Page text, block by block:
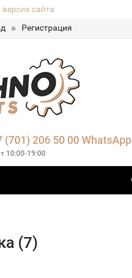
сайта
Регистрация
(701) 206 50 00 WhatsApp
10:00-19:00
(7)